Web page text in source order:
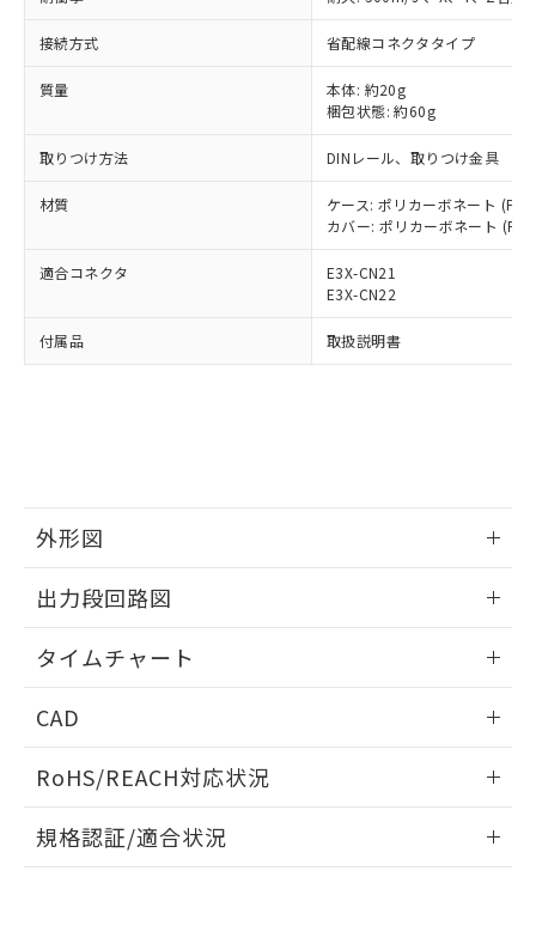
接続方式 省配線コネクタタイプ
質量
本体: 約20g
梱包状態: 約60g
取りつけ方法 DINレール、取りつけ金具
材質
ケース: ポリカーボネート (PC)
カバー: ポリカーボネート (PC)
適合コネクタ
E3X-CN21
E3X-CN22
付属品 取扱説明書
外形図
出力段回路図
タイムチャート
CAD
ドすることができます。
ログイン/会員登録
RoHS/REACH対応状況
EU RoHS 注意事項・凡例
規格認証/適合状況
示しないようお願いします。
マイパーツ機能（部品リスト作成サー
メンバーズにご登録されている必要が
お客様が当ウェブサイト上で当社にご
登録された部品リストについて、当社
および当社の共同利用者が、当社の製
品・サービスに関するお客様との取
引・商談に必要な範囲で利用すること
※当社の共同利用者とは、"個人情報
用者の範囲」に記載されている法人を
指します。
部品在庫の切り替え状況などにより、予定
月が前後することがあります。
※3 非含有証明書ダウンロード
下記の非含有証明書をダウンロードするこ
EU RoHS指令（10物質）の非含有証明書
51物質の非含有証明書（当社基準）
※本証明書は発行日時点で非含有を証明す
るもので、過去に遡って非含有を証明する
既に当社にて対応品への在庫切替を完了
していることから、特段のことがない限
り、2022年1月12日より割愛しておりま
「10」：通常の使用状況下において有害物
質が外部に漏えいし、環境に深刻な影響を
及ぼさない年数を意味します。
「－」：未確認です。当社販売部門へお問
販売先および販売に係わる関係者が違
法に輸出するおそれがある場合は、取
キャンセル
受注生産機種、また在庫状況の
情報を公開していない機種